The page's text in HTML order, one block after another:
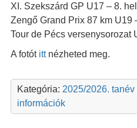
XI. Szekszárd GP U17 – 8.
Zengő Grand Prix 87 km U19
Tour de Pécs versenysorozat
A fotót ittnézheted meg.
Kategória: 2025/2026.
információk